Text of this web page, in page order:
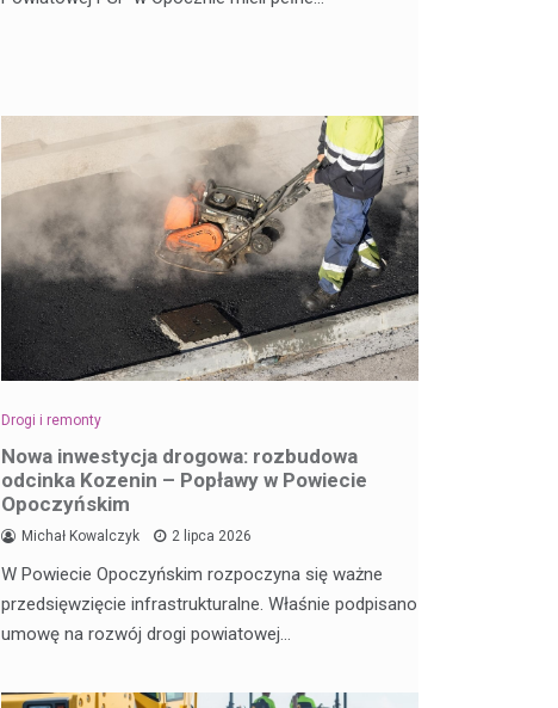
Drogi i remonty
Nowa inwestycja drogowa: rozbudowa
odcinka Kozenin – Popławy w Powiecie
Opoczyńskim
Michał Kowalczyk 2 lipca 2026
W Powiecie Opoczyńskim rozpoczyna się ważne
przedsięwzięcie infrastrukturalne. Właśnie podpisano
umowę na rozwój drogi powiatowej…